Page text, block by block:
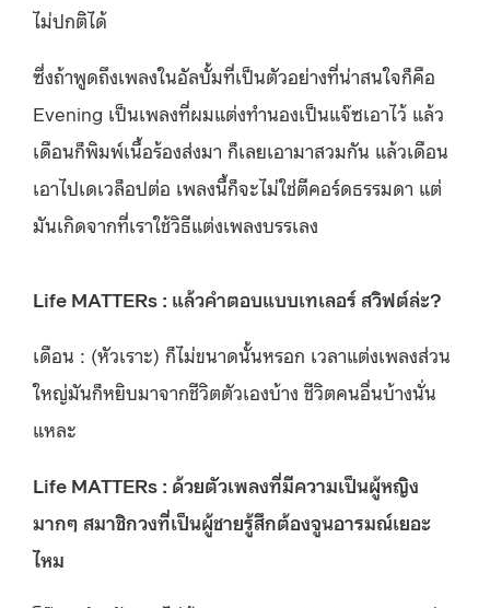
ไม่ปกติได้
ซึ่งถ้าพูดถึงเพลงในอัลบั้มที่เป็นตัวอย่างที่น่าสนใจก็คือ
Evening เป็นเพลงที่ผมแต่งทำนองเป็นแจ๊ซเอาไว้ แล้ว
เดือนก็พิมพ์เนื้อร้องส่งมา ก็เลยเอามาสวมกัน แล้วเดือน
เอาไปเดเวล็อปต่อ เพลงนี้ก็จะไม่ใช่ตีคอร์ดธรรมดา แต่
มันเกิดจากที่เราใช้วิธีแต่งเพลงบรรเลง
Life MATTERs : แล้วคำตอบแบบเทเลอร์ สวิฟต์ล่ะ?
เดือน : (หัวเราะ) ก็ไม่ขนาดนั้นหรอก เวลาแต่งเพลงส่วน
ใหญ่มันก็หยิบมาจากชีวิตตัวเองบ้าง ชีวิตคนอื่นบ้างนั่น
แหละ
Life MATTERs : ด้วยตัวเพลงที่มีความเป็นผู้หญิง
มากๆ สมาชิกวงที่เป็นผู้ชายรู้สึกต้องจูนอารมณ์เยอะ
ไหม